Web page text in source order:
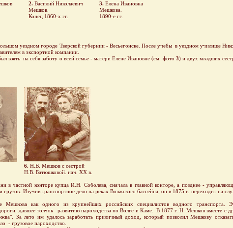
2. Василий Николаевич
Мешков.
Конец 1860-х гг.
3. Елена Ивановна
Мешкова.
1890-е гг.
уездном городе Тверской губернии - Весьегонске. После учебы в уездном училище
в экспортной компании.
на себя заботу о всей семье - матери Елене Ивановне (см. фото 3) и двух младших
6. Н.В. Мешков с сестрой
Н.В. Батюшковой. нач. ХХ в.
частной конторе купца И.Н. Соболева, сначала в главной конторе, а позднее -
Изучив транспортное дело на реках Волжского бассейна, он в 1875 г. переходит на
как одного из крупнейших российских специалистов водного транспорта.
дороги, давшее толчок развитию пароходства по Волге и Каме. В 1877 г. Н. Мешков вместе
За лето им удалось заработать приличный доход, который позволил Мешкову
- грузовое пароходство.